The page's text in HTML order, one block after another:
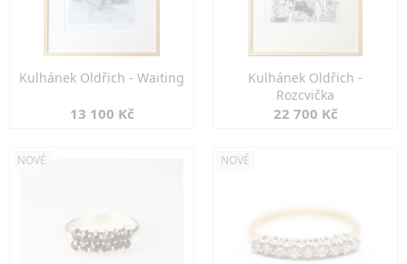
Kulhánek Oldřich - Waiting
13 100 Kč
Kulhánek Oldřich -
Rozcvička
22 700 Kč
NOVÉ NOVÉ